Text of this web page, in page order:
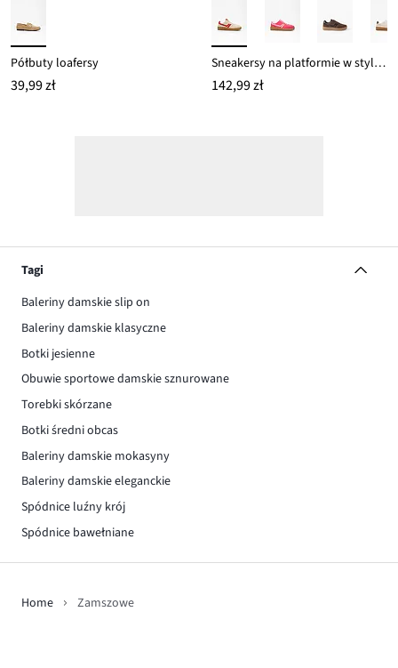
Półbuty loafersy
39,99 zł
Sneakersy na platformie w stylu retro
142,99 zł
Tagi
Baleriny damskie slip on
Baleriny damskie klasyczne
Botki jesienne
Obuwie sportowe damskie sznurowane
Torebki skórzane
Botki średni obcas
Baleriny damskie mokasyny
Baleriny damskie eleganckie
Spódnice luźny krój
Spódnice bawełniane
Home Zamszowe